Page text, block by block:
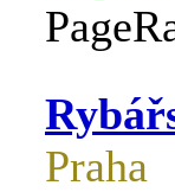
Praha